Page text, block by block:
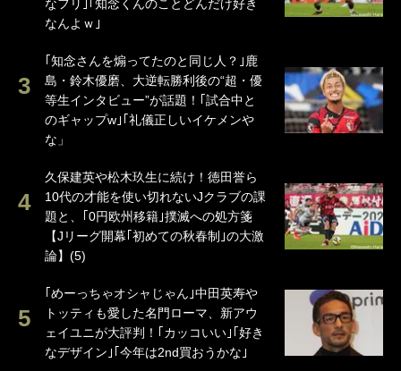
なフリ｣｢知念くんのことどんだけ好き
なんよｗ｣
｢知念さんを煽ってたのと同じ人？｣鹿
島・鈴木優磨、大逆転勝利後の“超・優
等生インタビュー”が話題！｢試合中と
のギャップw｣｢礼儀正しいイケメンや
な」
久保建英や松木玖生に続け！徳田誉ら
10代の才能を使い切れないJクラブの課
題と、｢0円欧州移籍｣撲滅への処方箋
【Jリーグ開幕｢初めての秋春制｣の大激
論】(5)
｢めーっちゃオシャじゃん｣中田英寿や
トッティも愛した名門ローマ、新アウ
ェイユニが大評判！｢カッコいい｣｢好き
なデザイン｣｢今年は2nd買おうかな｣